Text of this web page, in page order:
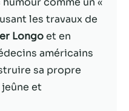
les travaux de
Longoet en
américains
sa propre
et
puissions
améliorer la
fonctionnalité
et la structure
du site Web,
en fonction
de la façon
dont le site